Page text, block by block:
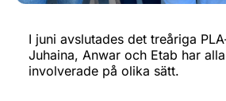
I juni avslutades det treåriga
Juhaina, Anwar och Etab har
involverade på olika sätt.